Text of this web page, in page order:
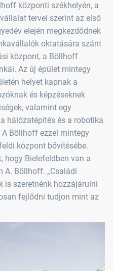
központi székhelyén, a
tervei szerint az első
elején megkezdődnek
oktatására szánt
központ, a Böllhoff
Az új épület mintegy
helyet kapnak a
és képzéseknek
valamint egy
hálózatépítés és a robotika
Böllhoff ezzel mintegy
központ bővítésébe.
hogy Bielefeldben van a
A. Böllhoff. „Családi
szeretnénk hozzájárulni
fejlődni tudjon mint az